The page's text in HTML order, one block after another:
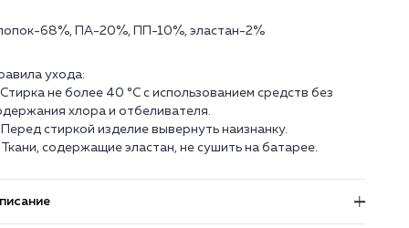
68%, ПА-20%, ПП-10%, эластан-2%
ухода:
Стирка не более 40 °C с использованием средств без
хлора и отбеливателя.
Перед стиркой изделие вывернуть наизнанку.
Ткани, содержащие эластан, не сушить на батарее.